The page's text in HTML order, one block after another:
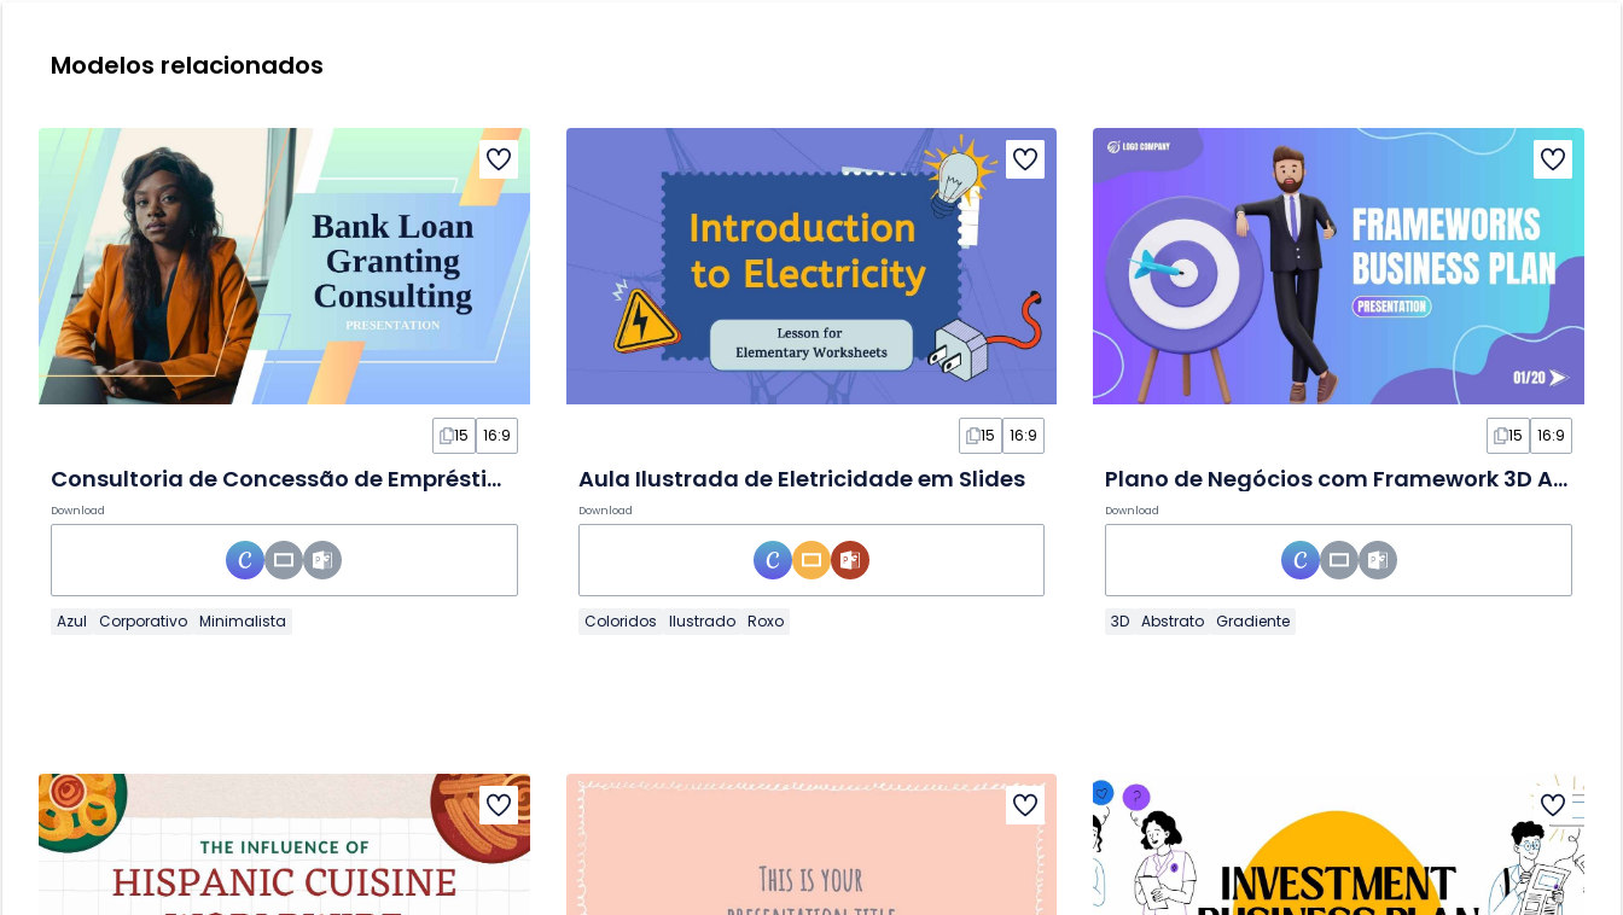
Modelos relacionados
15 16:9
Consultoria de Concessão de Empréstimo Bancário Geométrica em Slides
Download
Azul Corporativo Minimalista
15 16:9
Aula Ilustrada de Eletricidade em Slides
Download
Coloridos Ilustrado Roxo
15 16:9
Plano de Negócios com Framework 3D Abstrato em Slides
Download
3D Abstrato Gradiente